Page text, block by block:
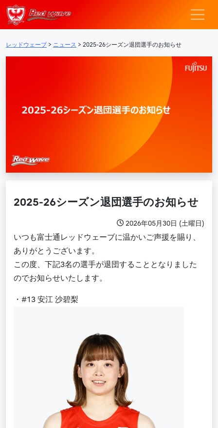
メインナビゲーション
レッドウェー
レッドウェーブ > ニュース > 2025-26シーズン退団選手のお知らせ
2025-26シーズン退団選手のお知らせ
2026年05月30日 (土曜日)
いつも富士通レッドウェーブに温かいご声援を賜り、
ありがとうございます。
この度、下記3名の選手が退団することとなりました
のでお知らせいたします。
・#13 安江 沙碧梨